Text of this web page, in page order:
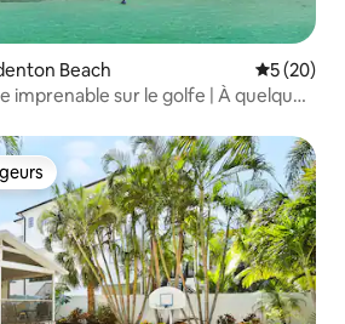
Beach
5 (20)
imprenable sur le golfe | À quelques